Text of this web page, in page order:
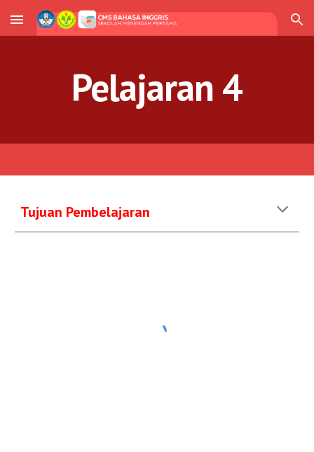
Skip to main content Skip to navigation
Pelajaran 4
Tujuan Pembelajaran